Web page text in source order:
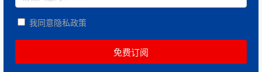
我同意隐私政策